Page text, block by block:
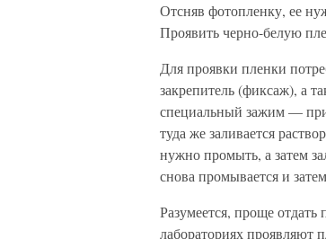
Отсняв фотопленку, ее
Проявить черно-белую
Для проявки пленки
закрепитель (фиксаж), а
специальный зажим —
туда же заливается
нужно промыть, а затем
снова промывается и
Разумеется, проще отдать
лабораториях проявляют